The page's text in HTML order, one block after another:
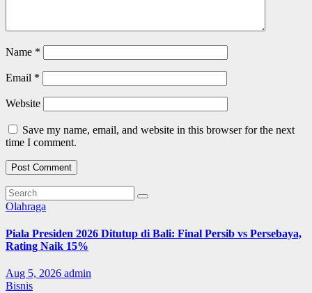
Name *
Email *
Website
Save my name, email, and website in this browser for the next
time I comment.
Olahraga
Piala Presiden 2026 Ditutup di Bali: Final Persib vs Persebaya,
Rating Naik 15%
Aug 5, 2026 admin
Bisnis